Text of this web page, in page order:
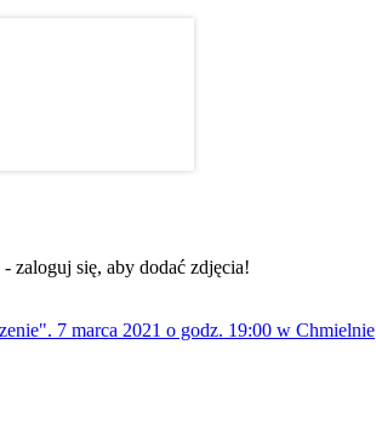
zaloguj się, aby dodać zdjęcia!
7 marca 2021 o godz. 19:00 w Chmielnie